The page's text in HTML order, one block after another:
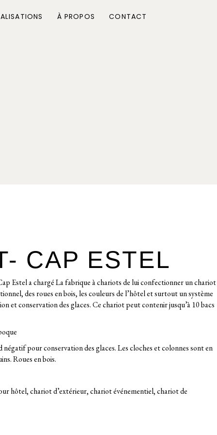
À PROPOS CONTACT
CAP ESTEL
Estel a chargé La fabrique à chariots de lui confectionner un chariot
des roues en bois, les couleurs de l’hôtel et surtout un système
et conservation des glaces. Ce chariot peut contenir jusqu’à 10 bacs
pour conservation des glaces. Les cloches et colonnes sont en
Roues en bois.
hôtel, chariot d’extérieur, chariot événementiel, chariot de